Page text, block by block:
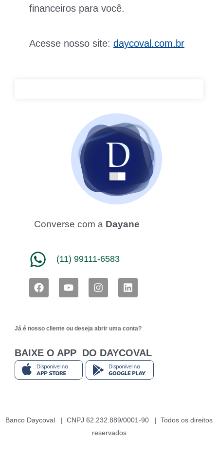
financeiros para você.
Acesse nosso site: daycoval.com.br
Converse com a Dayane
(11) 99111-6583
F
a
o
k
Y
o
b
I
n
g
a
m
L
i
d
n
Já é nosso cliente ou deseja abrir uma conta?
BAIXE O APP DO DAYCOVAL
Banco Daycoval | CNPJ 62.232.889/0001-90 | Todos os direitos
reservados